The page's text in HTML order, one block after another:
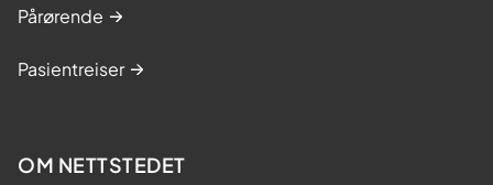
Pårørende
Pasientreiser
OM NETTSTEDET